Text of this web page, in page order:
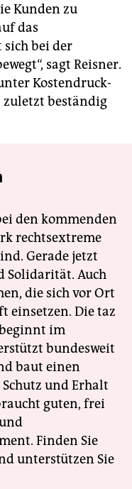
Kunden zu
das
bei der
sagt Reisner.
Kostendruck-
zuletzt beständig
den kommenden
rechtsextreme
Gerade jetzt
Solidarität. Auch
die sich vor Ort
einsetzen. Die taz
im
bundesweit
baut einen
und Erhalt
guten, frei
Finden Sie
unterstützen Sie